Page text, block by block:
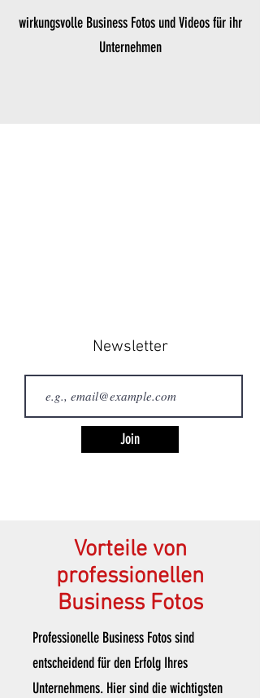
wirkungsvolle Business Fotos und Videos für ihr
Unternehmen
Newsletter
Join
Vorteile von
professionellen
Business Fotos
​Professionelle Business Fotos sind
entscheidend für den Erfolg Ihres
Unternehmens. Hier sind die wichtigsten